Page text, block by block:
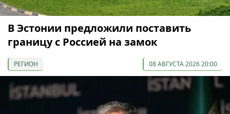
В Эстонии предложили поставить
границу с Россией на замок
РЕГИОН 08 АВГУСТА 2026 20:00